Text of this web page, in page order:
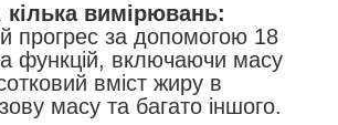
вимірювань:
прогрес за допомогою 18
функцій, включаючи масу
вміст жиру в
масу та багато іншого.